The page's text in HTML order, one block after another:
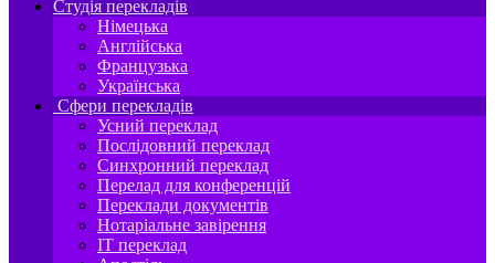
Студія перекладів
Німецька
Англійська
Французька
Українська
Сфери перекладів
Усний переклад
Послідовний переклад
Синхронний переклад
Перелад для конференцій
Переклади документів
Нотаріальне завірення
IT переклад